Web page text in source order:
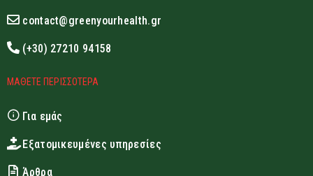
contact@greenyourhealth.gr
(+30) 27210 94158
ΜΑΘΕΤΕ ΠΕΡΙΣΣΟΤΕΡΑ
Για εμάς
Εξατομικευμένες υπηρεσίες
Άρθρα